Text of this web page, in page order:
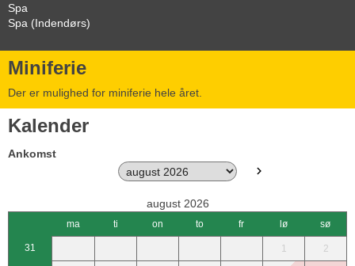
Spa
Spa (Indendørs)
Miniferie
Der er mulighed for miniferie hele året.
Kalender
Ankomst
august 2026
ma ti on to fr lø sø
31 1 2